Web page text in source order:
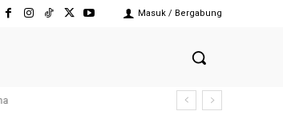
Masuk / Bergabung